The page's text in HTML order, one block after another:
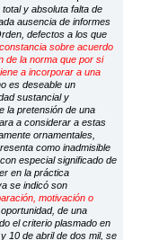
y absoluta falta de
ausencia de informes
defectos a los que
sobre acuerdo
de la norma que por si
a incorporar a una
es deseable un
sustancial y
la pretensión de una
a considerar a estas
ornamentales,
como inadmisible
especial significado de
en la práctica
se indicó son
motivación o
de una
el criterio plasmado en
10 de abril de dos mil, se